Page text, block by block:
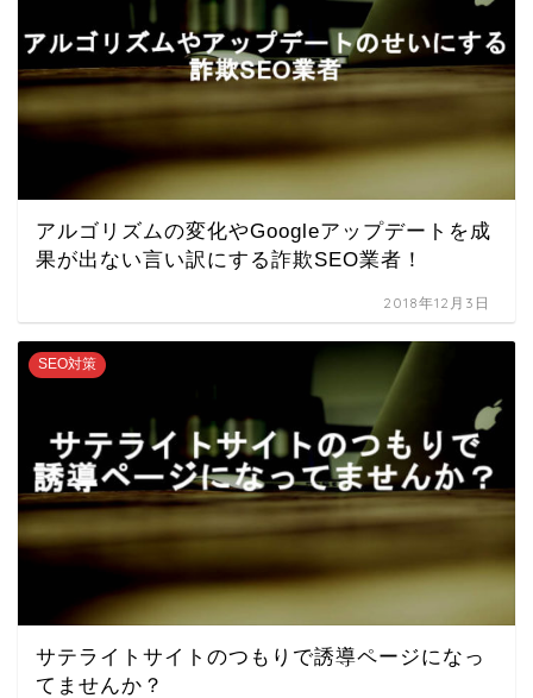
アルゴリズムの変化やGoogleアップデートを成
果が出ない言い訳にする詐欺SEO業者！
2018年12月3日
SEO対策
サテライトサイトのつもりで誘導ページになっ
てませんか？